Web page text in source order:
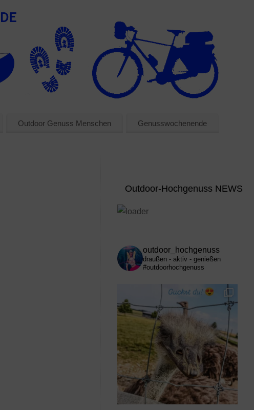
Outdoor Genuss Menschen Genusswochenende
Outdoor-Hochgenuss NEWS
outdoor_hochgenuss
draußen - aktiv - genießen
#outdoorhochgenuss